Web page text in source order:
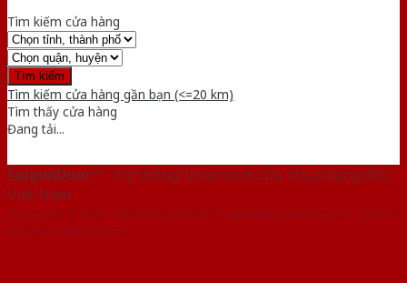
Tìm kiếm cửa hàng
Tìm kiếm cửa hàng gần bạn (<=20 km)
Tìm thấy cửa hàng
Đang tải...
SaigonDoor™ - Hệ thống Showroom cửa nhựa hàng đầu
Việt Nam
Copyright ⓒ 2016 – 2026 SaigonDoor™ - www.bancuanhua.com | Đơn vị
chủ quản SaigonDoor